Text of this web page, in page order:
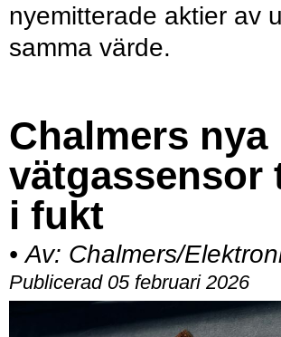
nyemitterade aktier av
samma värde.
Chalmers nya
vätgassensor
i fukt
• Av: Chalmers/
Publicerad 05 februari 2026